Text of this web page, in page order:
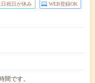
日祝日が休み WEB登録OK
です。